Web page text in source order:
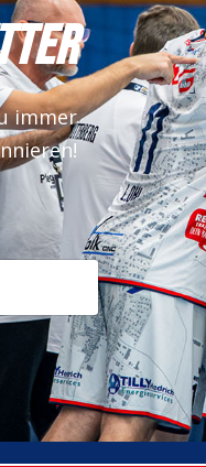
immer